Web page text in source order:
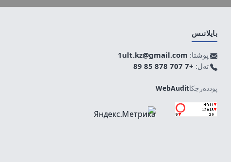
بايلانىس
پوشتا: 1ult.kz@gmail.com
تەل: +7 707 878 85 89
پوددەرجكاWebAudit